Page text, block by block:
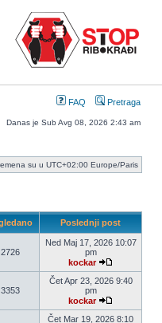
FAQ Pretraga
Danas je Sub Avg 08, 2026 2:43 am
su u UTC+02:00 Europe/Paris
Poslednji post
2726
Ned Maj 17, 2026 10:07
pm
kockar
Pogledaj
poslednji
3353
Čet Apr 23, 2026 9:40
pm
kockar
Pogledaj
poslednji
Čet Mar 19, 2026 8:10